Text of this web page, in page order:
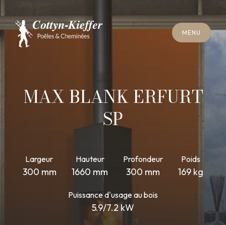
M EN U
MENU
F
R ME R
MAX BLANK ERFURT
SP
Largeur
300 mm
Hauteur
1660 mm
Profondeur
300 mm
Poids
169 kg
Puissance d'usage au bois
5.9/7.2 kW